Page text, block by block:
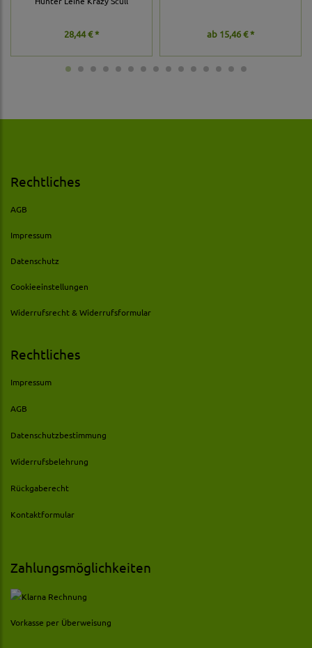
28,44 € * ab 15,46 € *
Rechtliches
AGB
Impressum
Datenschutz
Cookieeinstellungen
Widerrufsrecht & Widerrufsformular
Rechtliches
Impressum
AGB
Datenschutzbestimmung
Widerrufsbelehrung
Rückgaberecht
Kontaktformular
Zahlungsmöglichkeiten
Vorkasse per Überweisung